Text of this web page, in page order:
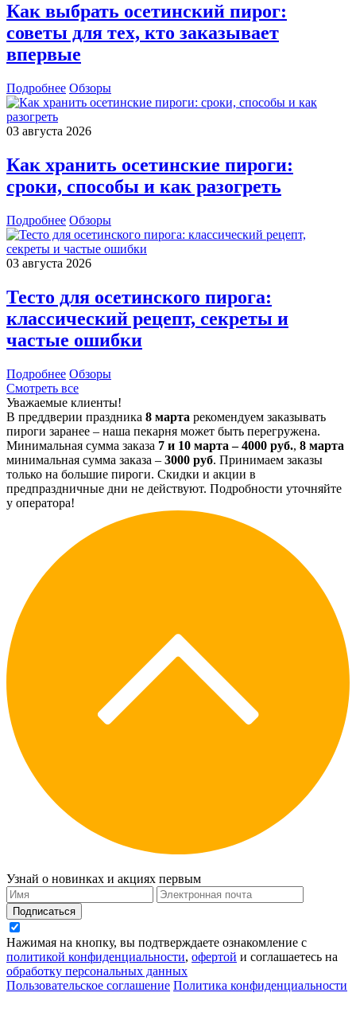
Как выбрать осетинский пирог:
советы для тех, кто заказывает
впервые
Подробнее Обзоры
03 августа 2026
Как хранить осетинские пироги:
сроки, способы и как разогреть
Подробнее Обзоры
03 августа 2026
Тесто для осетинского пирога:
классический рецепт, секреты и
частые ошибки
Подробнее Обзоры
Смотреть все
Уважаемые клиенты!
В преддверии праздника 8 марта рекомендуем заказывать
пироги заранее – наша пекарня может быть перегружена.
Минимальная сумма заказа 7 и 10 марта – 4000 руб., 8 марта
минимальная сумма заказа – 3000 руб. Принимаем заказы
только на большие пироги. Скидки и акции в
предпраздничные дни не действуют. Подробности уточняйте
у оператора!
Узнай о новинках и акциях первым
Подписаться
Нажимая на кнопку, вы подтверждаете ознакомление с
политикой конфиденциальности, офертой и соглашаетесь на
обработку персональных данных
Пользовательское соглашение Политика конфиденциальности